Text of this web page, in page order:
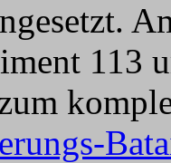
113